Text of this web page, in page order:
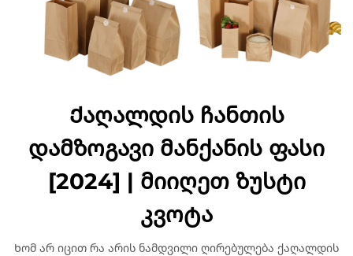
Ქაღალდის ჩანთის
დამზოგავი მანქანის ფასი
[2024] | მიიღეთ ზუსტი
კვოტა
Ხომ არ იცით რა არის ნამდვილი ღირებულება ქაღალდის